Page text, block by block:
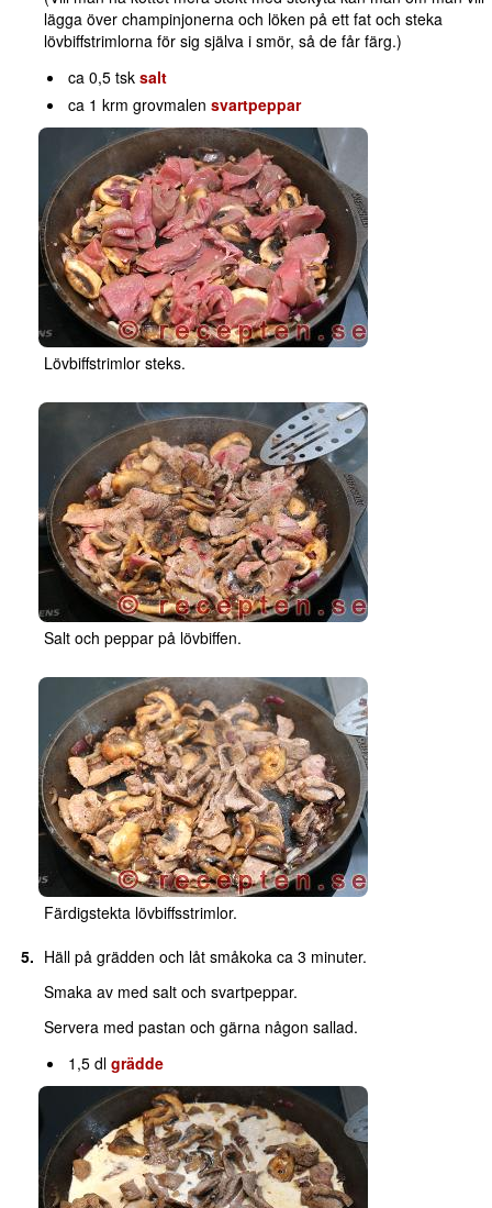
lägga över champinjonerna och löken på ett fat och steka
lövbiffstrimlorna för sig själva i smör, så de får färg.)
ca 0,5 tsksalt
ca 1 krm grovmalensvartpeppar
Lövbiffstrimlor steks.
Salt och peppar på lövbiffen.
Färdigstekta lövbiffsstrimlor.
Häll på grädden och låt småkoka ca 3 minuter.
Smaka av med salt och svartpeppar.
Servera med pastan och gärna någon sallad.
1,5 dlgrädde